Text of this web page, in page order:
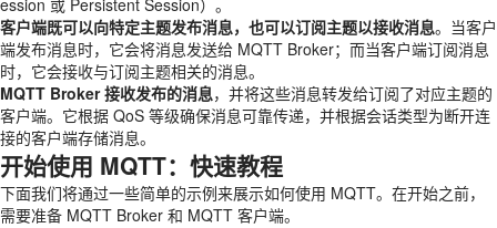
ession 或 Persistent Session）。
客户端既可以向特定主题发布消息，也可以订阅主题以接收消息。当客户
端发布消息时，它会将消息发送给 MQTT Broker；而当客户端订阅消息
时，它会接收与订阅主题相关的消息。
MQTT Broker 接收发布的消息，并将这些消息转发给订阅了对应主题的
客户端。它根据 QoS 等级确保消息可靠传递，并根据会话类型为断开连
接的客户端存储消息。
开始使用 MQTT：快速教程
下面我们将通过一些简单的示例来展示如何使用 MQTT。在开始之前，
需要准备 MQTT Broker 和 MQTT 客户端。